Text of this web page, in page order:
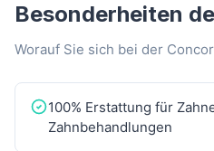
Besonderheiten
Worauf Sie sich bei der
100% Erstattung für
Zahnbehandlungen